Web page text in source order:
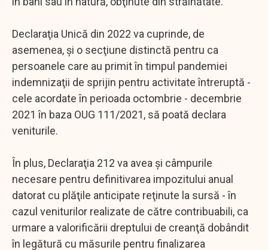
Declaraţia Unică din 2022 va cuprinde, de
asemenea, şi o secţiune distinctă pentru ca
persoanele care au primit în timpul pandemiei
indemnizaţii de sprijin pentru activitate întreruptă -
cele acordate în perioada octombrie - decembrie
2021 în baza OUG 111/2021, să poată declara
veniturile.
În plus, Declaraţia 212 va avea şi câmpurile
necesare pentru definitivarea impozitului anual
datorat cu plăţile anticipate reţinute la sursă - în
cazul veniturilor realizate de către contribuabili, ca
urmare a valorificării dreptului de creanţă dobândit
în legătură cu măsurile pentru finalizarea